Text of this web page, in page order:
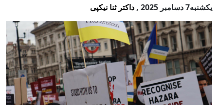
يكشنبه7 دسامبر 2025 , داکتر ثنا نیکپی